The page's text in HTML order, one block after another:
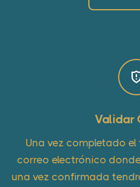
Validar
Una vez completado
correo electrónico
una vez confirmada